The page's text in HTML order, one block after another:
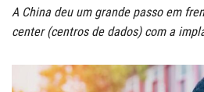
A China deu um grande passo em
center (centros de dados) com a